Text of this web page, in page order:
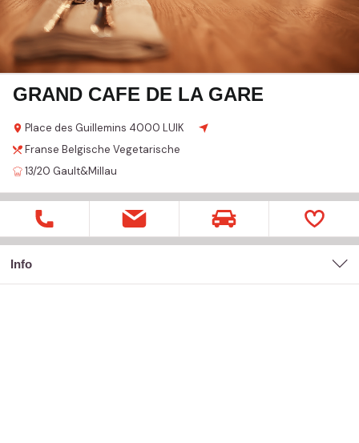
GRAND CAFE DE LA GARE
Place des Guillemins 4000 LUIK
Franse Belgische Vegetarische
13/20 Gault&Millau
Info